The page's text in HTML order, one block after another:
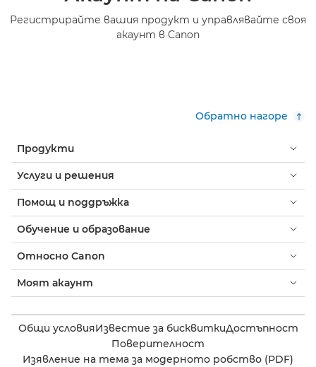
Регистрирайте вашия продукт и управлявайте своя
акаунт в Canon
Обратно нагоре
Продукти
Услуги и решения
Помощ и поддръжка
Обучение и образование
Относно Canon
Моят акаунт
Общи условияИзвестие за бисквиткиДостъпност
Поверителност
Изявление на тема за модерното робство (PDF)